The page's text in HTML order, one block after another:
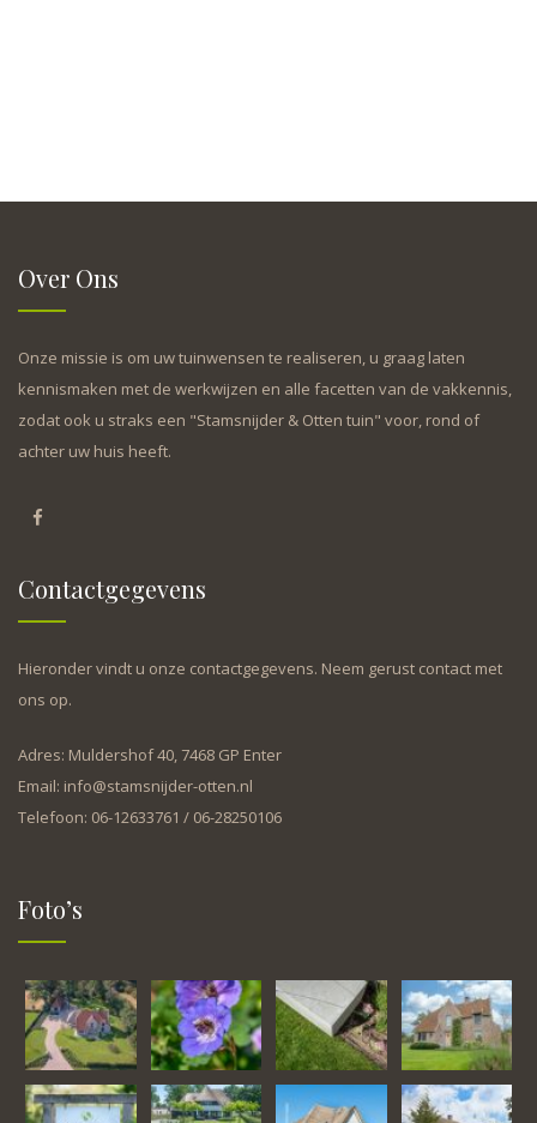
Over Ons
Onze missie is om uw tuinwensen te realiseren, u graag laten
kennismaken met de werkwijzen en alle facetten van de vakkennis,
zodat ook u straks een "Stamsnijder & Otten tuin" voor, rond of
achter uw huis heeft.
Contactgegevens
Hieronder vindt u onze contactgegevens. Neem gerust contact met
ons op.
Adres: Muldershof 40, 7468 GP Enter
Email: info@stamsnijder-otten.nl
Telefoon: 06-12633761 / 06-28250106
Foto’s